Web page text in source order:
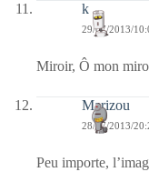
k
29/07/2013/
Miroir, Ô mon
Marizou
28/07/2013/
Peu importe,